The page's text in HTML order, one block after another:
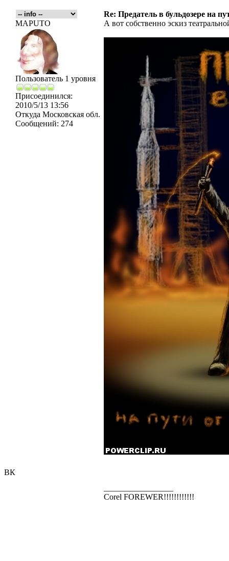
ВК
Re: Предатель в бульдозере на
MAPUTO
Пользователь 1 уровня
Присоединился:
2010/5/13 13:56
Откуда Московская обл.
Сообщений: 274
А вот собственно эскиз
Corel FOREWER!!!!!!!!!!!!